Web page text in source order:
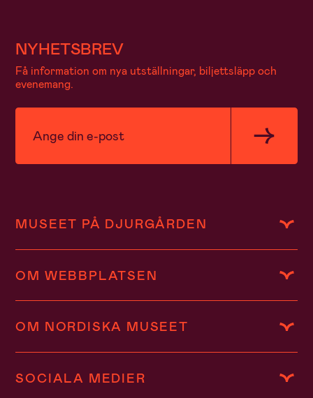
NYHETSBREV
Få information om nya utställningar, biljettsläpp och
evenemang.
MUSEET PÅ DJURGÅRDEN
OM WEBBPLATSEN
OM NORDISKA MUSEET
SOCIALA MEDIER